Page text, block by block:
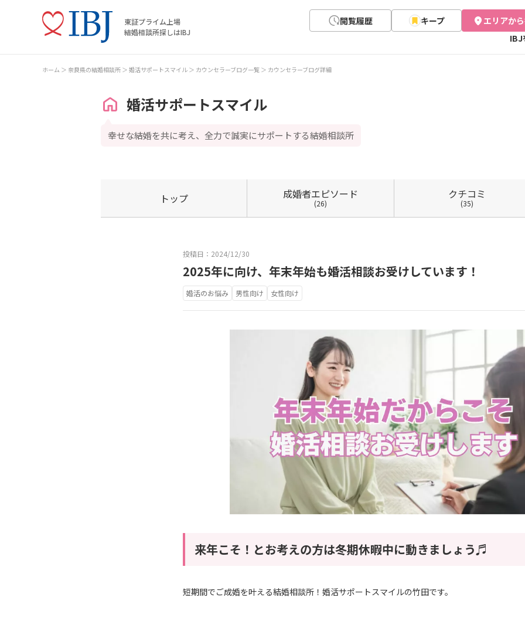
東証プライム上場
結婚相談所探しはIBJ
閲覧履歴 キープ
エリアか
IBJ
ホーム 奈良県の結婚相談所 婚活サポートスマイル カウンセラーブログ一覧 カウンセラーブログ詳細
婚活サポートスマイル
幸せな結婚を共に考え、全力で誠実にサポートする結婚相談所
トップ 成婚者エピソード
(26)
クチコミ
(35)
投稿日：2024/12/30
2025年に向け、年末年始も婚活相談お受けしています！
婚活のお悩み 男性向け 女性向け
来年こそ！とお考えの方は冬期休暇中に動きましょう♬
短期間でご成婚を叶える結婚相談所！婚活サポートスマイルの竹田です。